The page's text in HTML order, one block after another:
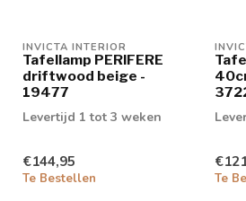
INVICTA INTERIOR
Tafellamp PERIFERE
driftwood beige -
19477
Levertijd 1 tot 3 weken
€144,95
Te Bestellen Te